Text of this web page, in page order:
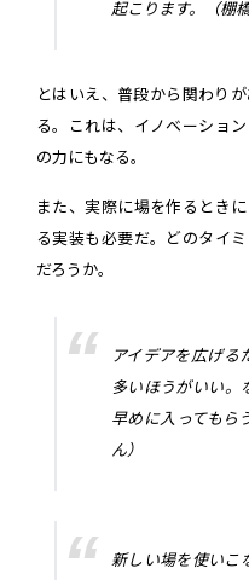
起こります。（棚
とはいえ、普段から関わり
る。これは、イノベーショ
の力にもなる。
また、実際に場を作るとき
る実装も必要だ。どのタイ
だろうか。
アイデアを広げる
多いほうがいい。
早めに入ってもら
ん）
新しい場を使いこ